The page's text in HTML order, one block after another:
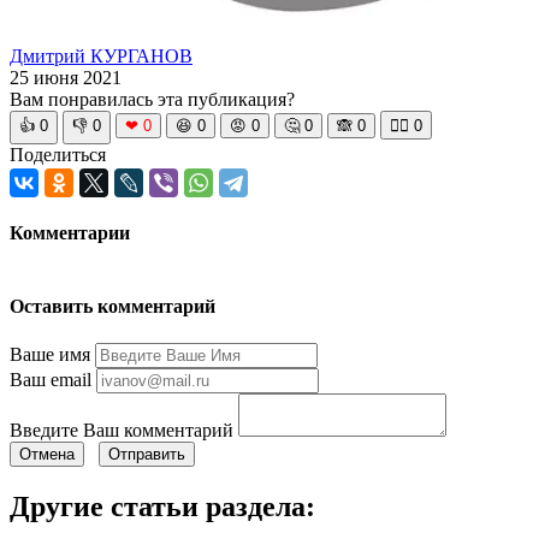
Дмитрий КУРГАНОВ
25 июня 2021
Вам понравилась эта публикация?
👍 0 👎 0 ❤ 0 😆 0 😡 0 🤔 0 🙈 0 🧘‍♀️ 0
Поделиться
Комментарии
Оставить комментарий
Ваше имя
Ваш email
Введите Ваш комментарий
Отмена Отправить
Другие статьи раздела: